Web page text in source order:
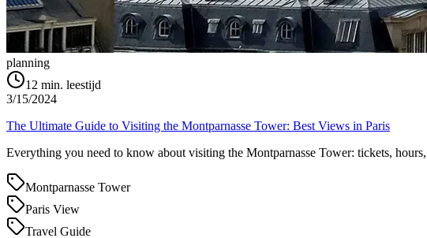
planning
12 min. leestijd
3/15/2024
The Ultimate Guide to Visiting the Montparnasse Tower: Best Views in Paris
Everything you need to know about visiting the Montparnasse Tower: tickets,
Montparnasse Tower
Paris View
Travel Guide